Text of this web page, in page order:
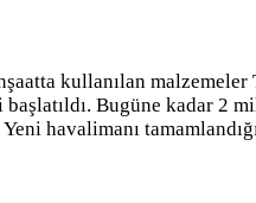
kullanılan
Bugüne kadar 2
havalimanı